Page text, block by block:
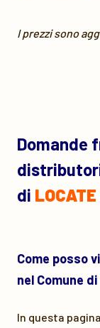
I prezzi sono
Domande
di
Come posso
nel Comune di
In questa